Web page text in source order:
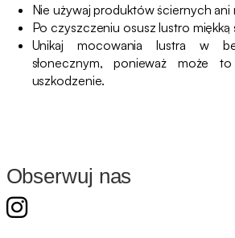
Nie używaj produktów ściernych ani
Po czyszczeniu osusz lustro miękką
Unikaj mocowania lustra w
słonecznym, ponieważ może
uszkodzenie.
Obserwuj nas